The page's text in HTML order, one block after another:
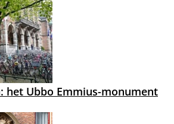
het Ubbo Emmius-monument